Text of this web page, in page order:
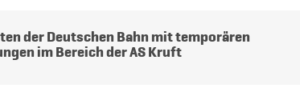
der Deutschen Bahn mit temporären
im Bereich der AS Kruft